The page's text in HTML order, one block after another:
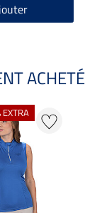
ACHETÉ
EXTRA